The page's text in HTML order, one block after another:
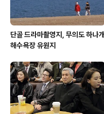
단골 드라마촬영지, 무의도 하나개
해수욕장 유원지